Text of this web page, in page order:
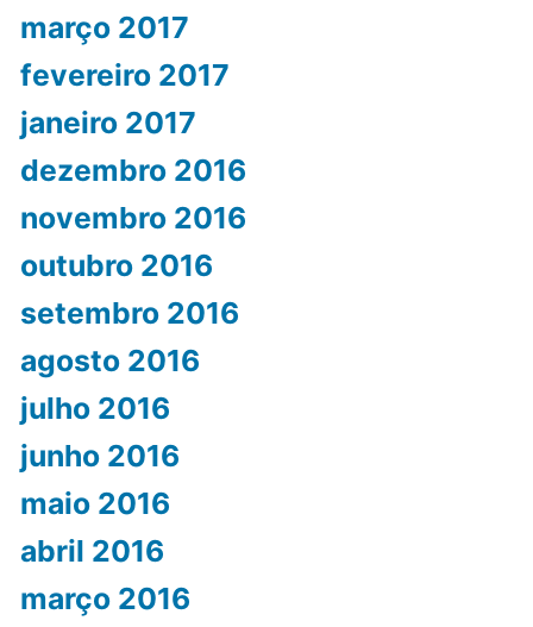
março 2017
fevereiro 2017
janeiro 2017
dezembro 2016
novembro 2016
outubro 2016
setembro 2016
agosto 2016
julho 2016
junho 2016
maio 2016
abril 2016
março 2016